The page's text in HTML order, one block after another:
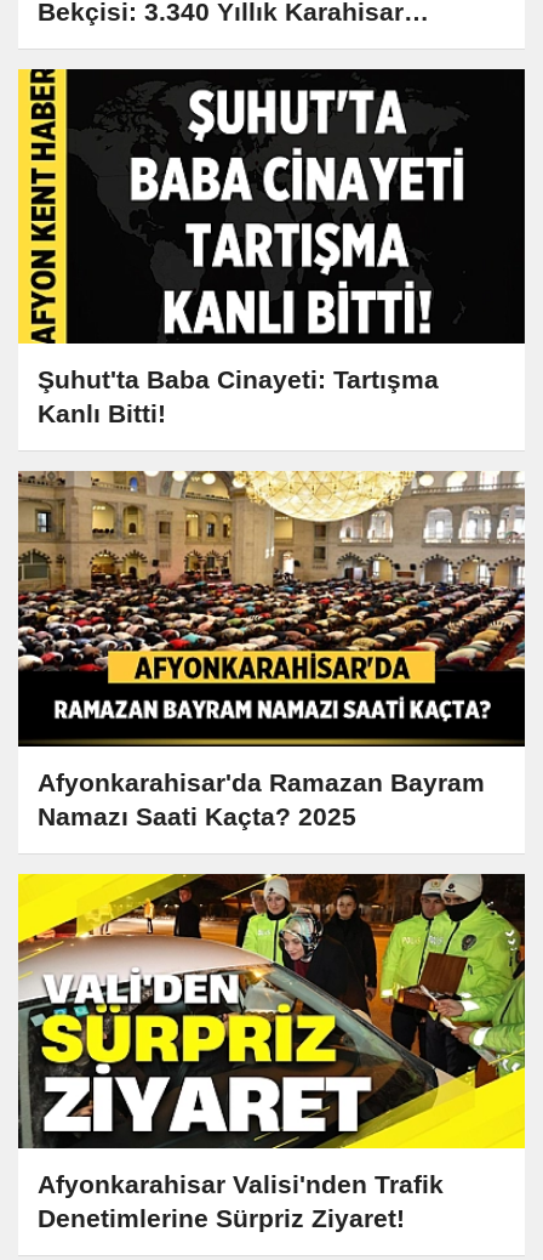
Bekçisi: 3.340 Yıllık Karahisar
Kalesi'nin Sırları
Şuhut'ta Baba Cinayeti: Tartışma
Kanlı Bitti!
Afyonkarahisar'da Ramazan Bayram
Namazı Saati Kaçta? 2025
Afyonkarahisar Valisi'nden Trafik
Denetimlerine Sürpriz Ziyaret!